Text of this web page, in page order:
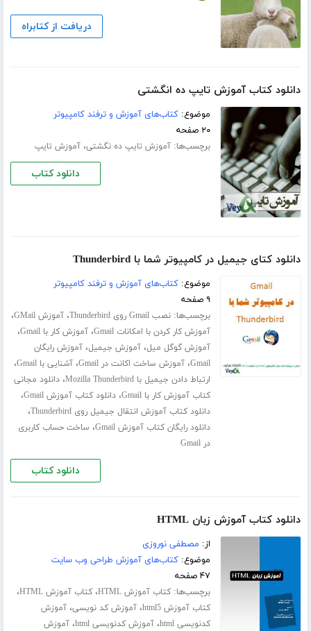
دریافت از کتابراه
دانلود کتاب آموزش تایپ ده انگشتی
موضوع:کتاب‌های آموزش و ترفند کامپیوتر
۲۰ صفحه
برچسب‌ها:آموزش تایپ ده‌ نگشتی،آموزش تایپ
دانلود کتاب
دانلود کتای جیمیل در کامپیوتر شما با Thunderbird
موضوع:کتاب‌های آموزش و ترفند کامپیوتر
۹ صفحه
برچسب‌ها:نصب Gmail روی Thunderbird ،آموزش GMail ،
آموزش کار کردن با امکانات Gmail ،آموزش کار با Gmail ،
آموزش گوگل میل،آموزش جیمیل،آموزش رایگان
Gmail،آموزش ساخت اکانت در Gmail ،آشنایی با Gmail ،
ارتباط دادن جیمیل با Mozilla Thunderbird ،دانلود مجانی
کتاب آموزش کار با Gmail
،دانلود کتاب آموزش Gmail ،
دانلود کتاب آموزش انتقال جیمیل روی Thunderbird ،
دانلود رایگان کتاب آموزش Gmail ، ساخت حساب کاربری
در Gmail
دانلود کتاب
دانلود کتاب آموزش زبان HTML
از: مصطفی نوروزی
موضوع:کتاب‌های آموزش طراحی وب سایت
۴۷ صفحه
برچسب‌ها:کتاب آموزش HTML ،کتاب آموزش HTML ،
کتاب آموزش html5 ،آموزش کد نویسی،آموزش
کدنویسی html
،آموزش کدنویسی html ،آموزش